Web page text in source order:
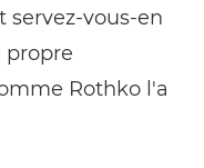
servez-vous-en
propre
Rothko l'a